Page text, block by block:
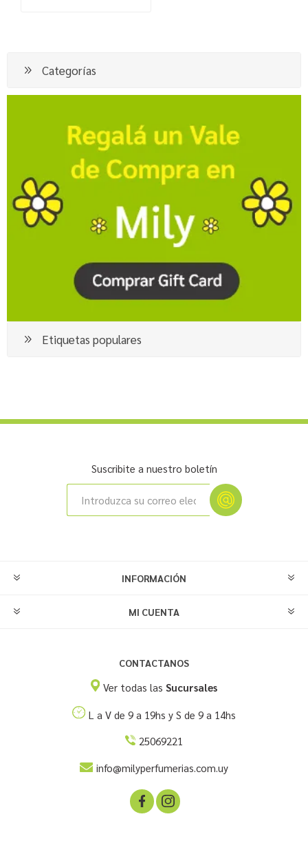
Categorías
Etiquetas populares
Suscribite a nuestro boletín
INFORMACIÓN
MI CUENTA
CONTACTANOS
Ver todas las Sucursales
L a V de 9 a 19hs y S de 9 a 14hs
25069221
info@milyperfumerias.com.uy